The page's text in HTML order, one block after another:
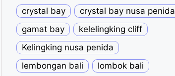
crystal bay
crystal bay nusa penida
gamat bay
kelelingking cliff
Kelingking nusa penida
lembongan bali
lombok bali